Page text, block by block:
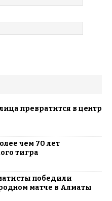
превратится в центр
чем 70 лет
тигра
победили
матче в Алматы